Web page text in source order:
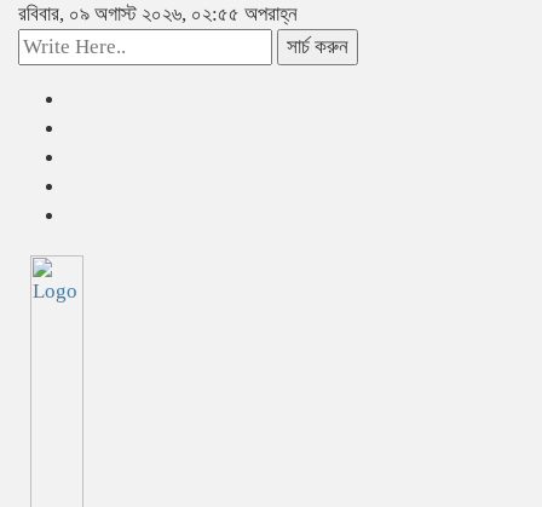
রবিবার, ০৯ অগাস্ট ২০২৬, ০২:৫৫ অপরাহ্ন
সার্চ করুন